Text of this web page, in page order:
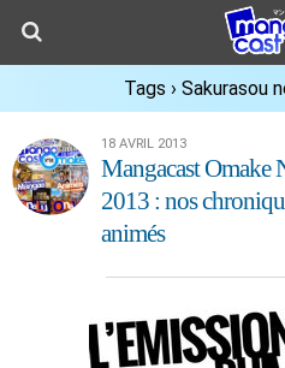
Tags › Sakurasou
18 AVRIL 2013
Mangacast Omake
2013 : nos
animés